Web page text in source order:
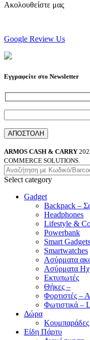
Ακολουθείστε μας
Google Review Us
Εγγραφείτε στο Newsletter
ARMOS CASH & CARRY
COMMERCE SOLUTIONS.
Select category
Gadget
Backpack –
Headphones
Lifestyle &
Powerbank
Smart Gadgets
Smartwatches
Ασύρματα
Ασύρματα
Εκτυπωτές
Θήκες –
Φορτιστές –
Φωτιστικά –
Δώρα
Κουμπαράδες
Είδη Πάρτυ